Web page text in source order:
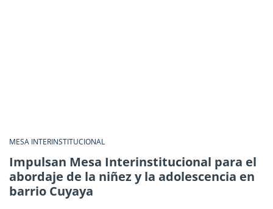
MESA INTERINSTITUCIONAL
Impulsan Mesa Interinstitucional para el
abordaje de la niñez y la adolescencia en
barrio Cuyaya